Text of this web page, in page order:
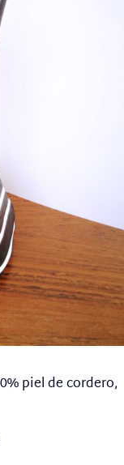
piel de cordero,